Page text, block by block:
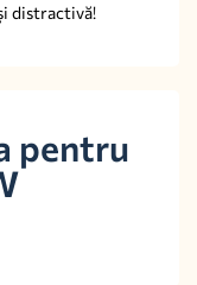
distractivă!
pentru